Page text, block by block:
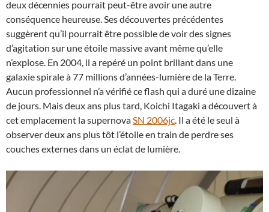
deux décennies pourrait peut-être avoir une autre
conséquence heureuse. Ses découvertes précédentes
suggèrent qu’il pourrait être possible de voir des signes
d’agitation sur une étoile massive avant même qu’elle
n’explose. En 2004, il a repéré un point brillant dans une
galaxie spirale à 77 millions d’années-lumière de la Terre.
Aucun professionnel n’a vérifié ce flash qui a duré une dizaine
de jours. Mais deux ans plus tard, Koichi Itagaki a découvert à
cet emplacement la supernova SN 2006jc . Il a été le seul à
observer deux ans plus tôt l’étoile en train de perdre ses
couches externes dans un éclat de lumière.